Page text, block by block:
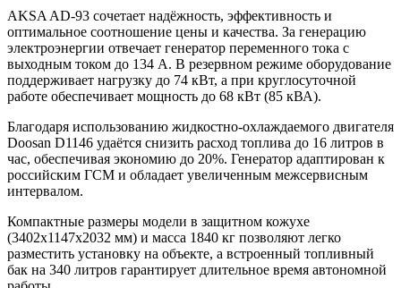
AKSA AD-93 сочетает надёжность, эффективность и
оптимальное соотношение цены и качества. За генерацию
электроэнергии отвечает генератор переменного тока с
выходным током до 134 А. В резервном режиме оборудование
поддерживает нагрузку до 74 кВт, а при круглосуточной
работе обеспечивает мощность до 68 кВт (85 кВА).
Благодаря использованию жидкостно-охлаждаемого двигателя
Doosan D1146 удаётся снизить расход топлива до 16 литров в
час, обеспечивая экономию до 20%. Генератор адаптирован к
российским ГСМ и обладает увеличенным межсервисным
интервалом.
Компактные размеры модели в защитном кожухе
(3402x1147x2032 мм) и масса 1840 кг позволяют легко
разместить установку на объекте, а встроенный топливный
бак на 340 литров гарантирует длительное время автономной